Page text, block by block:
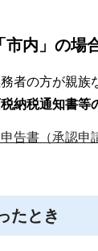
内」の場
者の方が親族
納税通知書等
申告書（承認
たとき